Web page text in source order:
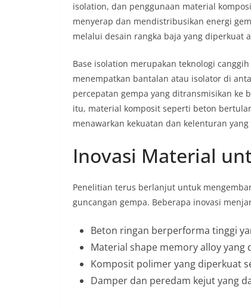
isolation, dan penggunaan material
menyerap dan mendistribusikan energi
melalui desain rangka baja yang diperkuat
Base isolation merupakan teknologi
menempatkan bantalan atau isolator di
percepatan gempa yang ditransmisikan ke
itu, material komposit seperti beton
menawarkan kekuatan dan kelenturan
Inovasi Material
Penelitian terus berlanjut untuk
guncangan gempa. Beberapa inovasi
Beton ringan berperforma tinggi
Material shape memory alloy
Komposit polimer yang diperkuat
Damper dan peredam kejut yang